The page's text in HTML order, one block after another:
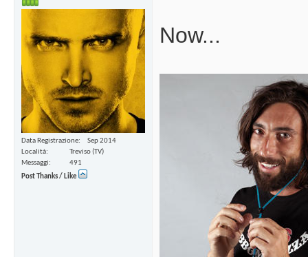
Data Registrazione
Sep 2014
Località
Treviso (TV)
Messaggi
491
Post Thanks / Like
Now...